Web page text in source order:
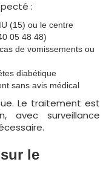
:
(15) ou le centre
05 48 48)
de vomissements ou
diabétique
sans avis médical
Le traitement est
avec surveillance
le